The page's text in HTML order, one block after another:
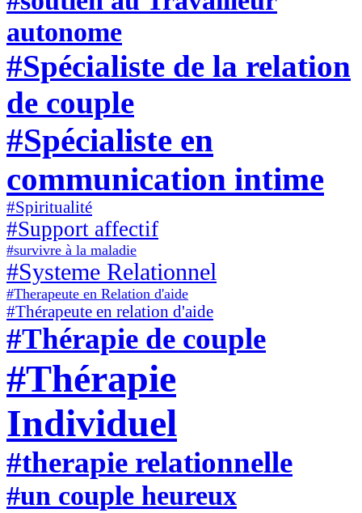
autonome
#Spécialiste de la relation
de couple
#Spécialiste en
communication intime
#Spiritualité
#Support affectif
#survivre à la maladie
#Systeme Relationnel
#Therapeute en Relation d'aide
#Thérapeute en relation d'aide
#Thérapie de couple
#Thérapie
Individuel
#therapie relationnelle
#un couple heureux